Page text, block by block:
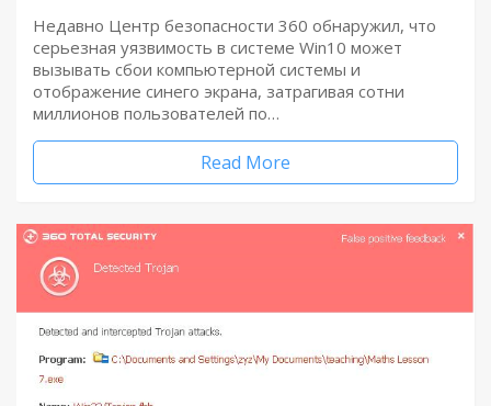
Недавно Центр безопасности 360 обнаружил, что
серьезная уязвимость в системе Win10 может
вызывать сбои компьютерной системы и
отображение синего экрана, затрагивая сотни
миллионов пользователей по…
Read More